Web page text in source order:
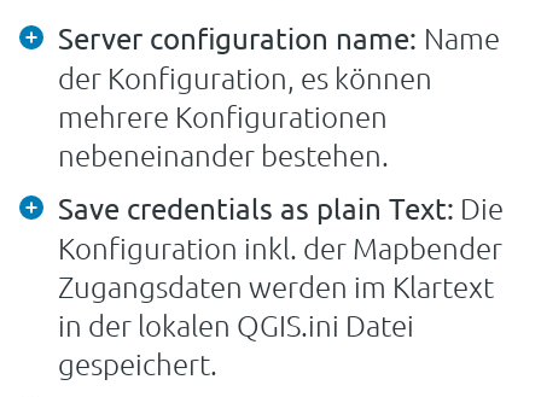
Server configuration name: Name
der Konfiguration, es können
mehrere Konfigurationen
nebeneinander bestehen.
Save credentials as plain Text: Die
Konfiguration inkl. der Mapbender
Zugangsdaten werden im Klartext
in der lokalen QGIS.ini Datei
gespeichert.